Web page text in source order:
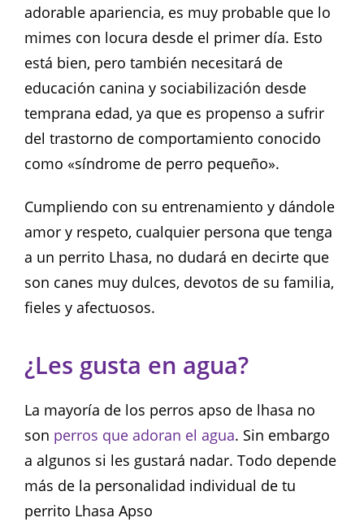
adorable apariencia, es muy probable que lo
mimes con locura desde el primer día. Esto
está bien, pero también necesitará de
educación canina y sociabilización desde
temprana edad, ya que es propenso a sufrir
del trastorno de comportamiento conocido
como «síndrome de perro pequeño».
Cumpliendo con su entrenamiento y dándole
amor y respeto, cualquier persona que tenga
a un perrito Lhasa, no dudará en decirte que
son canes muy dulces, devotos de su familia,
fieles y afectuosos.
¿Les gusta en agua?
La mayoría de los perros apso de lhasa no
son perros que adoran el agua. Sin embargo
a algunos si les gustará nadar. Todo depende
más de la personalidad individual de tu
perrito Lhasa Apso